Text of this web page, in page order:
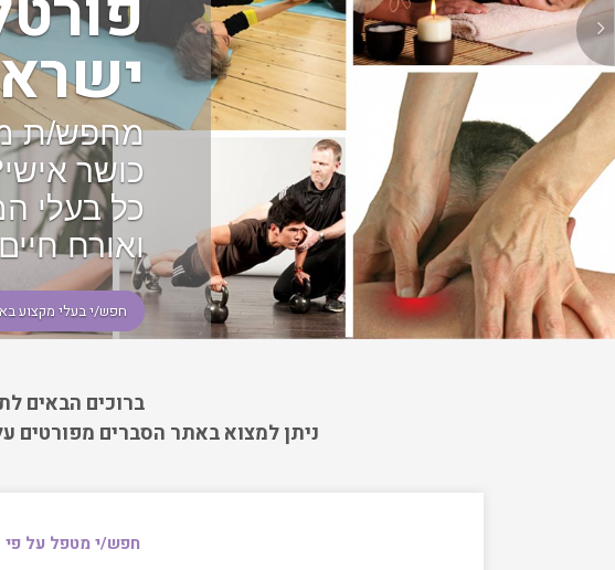
מחפש/ת
כושר
כל בעלי
ואורח
חפש/י בעלי מקצוע
ברוכים הבאים
ניתן למצוא באתר הסברים מפורטים
חפש/י מטפל על פי